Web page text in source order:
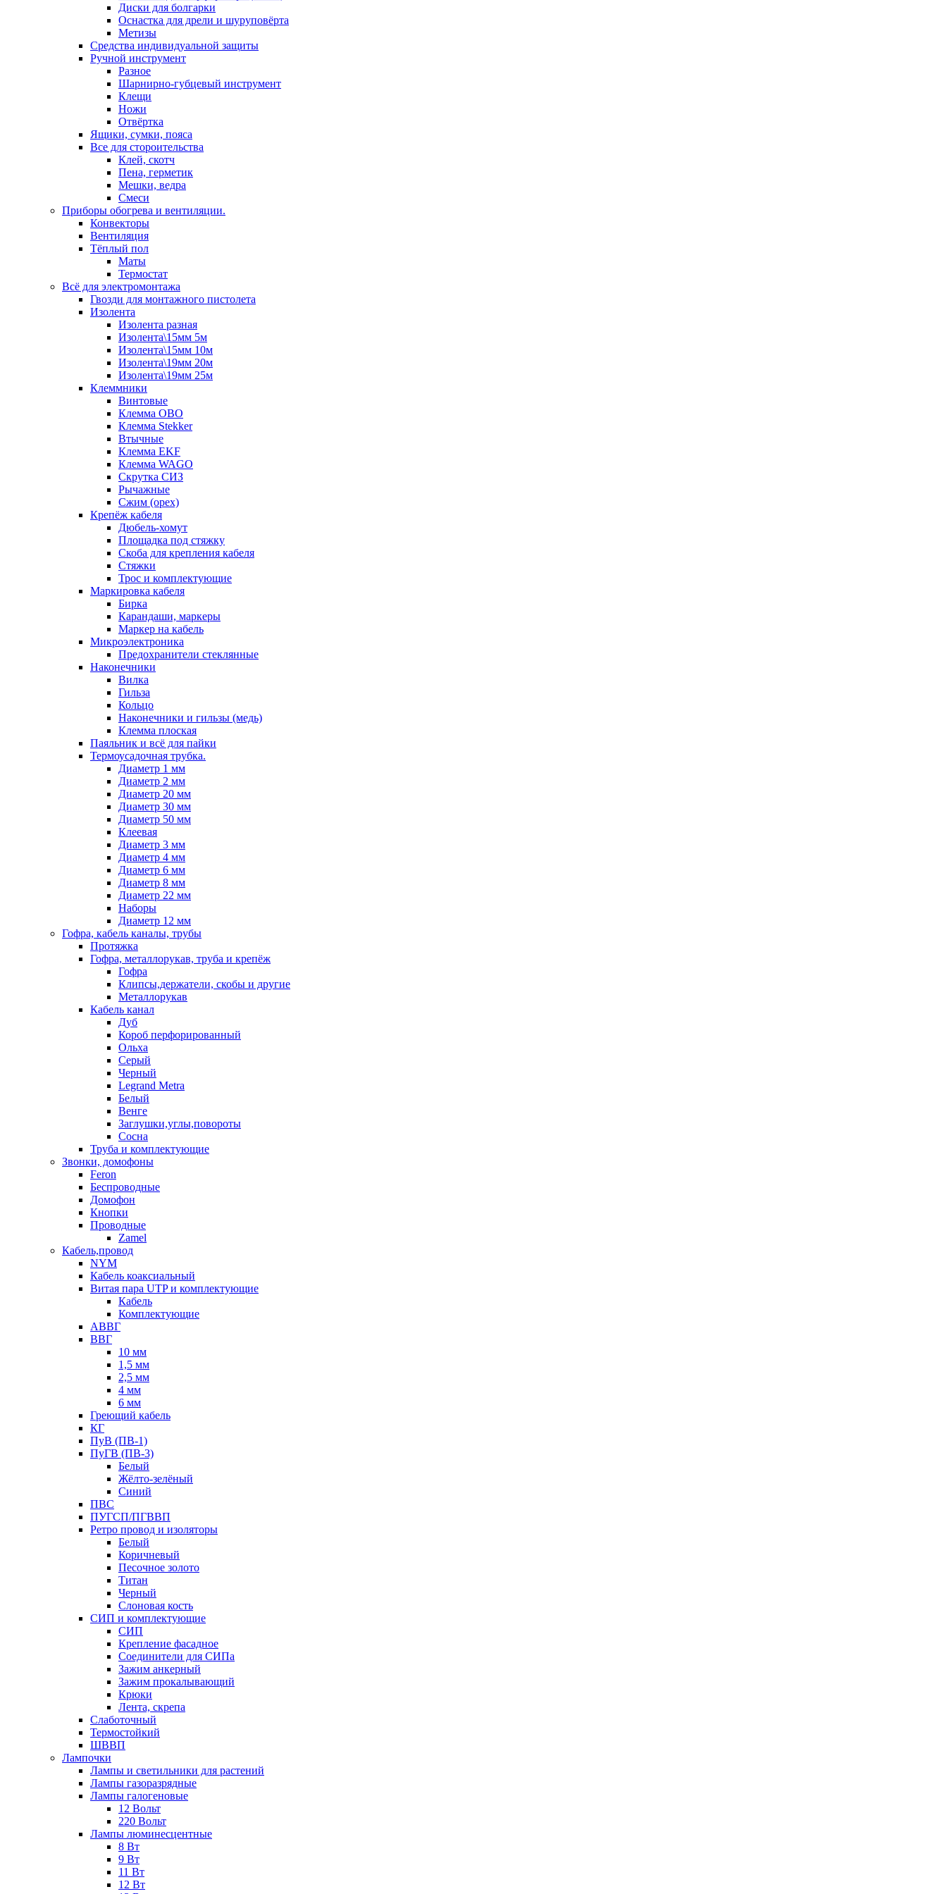
Диски для болгарки
Оснастка для дрели и шуруповёрта
Метизы
Средства индивидуальной защиты
Ручной инструмент
Разное
Шарнирно-губцевый инструмент
Клещи
Ножи
Отвёртка
Ящики, сумки, пояса
Все для стороительства
Клей, скотч
Пена, герметик
Мешки, ведра
Смеси
Приборы обогрева и вентиляции.
Конвекторы
Вентиляция
Тёплый пол
Маты
Термостат
Всё для электромонтажа
Гвозди для монтажного пистолета
Изолента
Изолента разная
Изолента\15мм 5м
Изолента\15мм 10м
Изолента\19мм 20м
Изолента\19мм 25м
Клеммники
Винтовые
Клемма OBO
Клемма Stekker
Втычные
Клемма EKF
Клемма WAGO
Скрутка СИЗ
Рычажные
Сжим (орех)
Крепёж кабеля
Дюбель-хомут
Площадка под стяжку
Скоба для крепления кабеля
Стяжки
Трос и комплектующие
Маркировка кабеля
Бирка
Карандаши, маркеры
Маркер на кабель
Микроэлектроника
Предохранители стеклянные
Наконечники
Вилка
Гильза
Кольцо
Наконечники и гильзы (медь)
Клемма плоская
Паяльник и всё для пайки
Термоусадочная трубка.
Диаметр 1 мм
Диаметр 2 мм
Диаметр 20 мм
Диаметр 30 мм
Диаметр 50 мм
Клеевая
Диаметр 3 мм
Диаметр 4 мм
Диаметр 6 мм
Диаметр 8 мм
Диаметр 22 мм
Наборы
Диаметр 12 мм
Гофра, кабель каналы, трубы
Протяжка
Гофра, металлорукав, труба и крепёж
Гофра
Клипсы,держатели, скобы и другие
Металлорукав
Кабель канал
Дуб
Короб перфорированный
Ольха
Серый
Черный
Legrand Metra
Белый
Венге
Заглушки,углы,повороты
Сосна
Труба и комплектующие
Звонки, домофоны
Feron
Беспроводные
Домофон
Кнопки
Проводные
Zamel
Кабель,провод
NYM
Кабель коаксиальный
Витая пара UTP и комплектующие
Кабель
Комплектующие
АВВГ
ВВГ
10 мм
1,5 мм
2,5 мм
4 мм
6 мм
Греющий кабель
КГ
ПуВ (ПВ-1)
ПуГВ (ПВ-3)
Белый
Жёлто-зелёный
Синий
ПВС
ПУГСП/ПГВВП
Ретро провод и изоляторы
Белый
Коричневый
Песочное золото
Титан
Черный
Слоновая кость
СИП и комплектующие
СИП
Крепление фасадное
Соединители для СИПа
Зажим анкерный
Зажим прокалывающий
Крюки
Лента, скрепа
Слаботочный
Термостойкий
ШВВП
Лампочки
Лампы и светильники для растений
Лампы газоразрядные
Лампы галогеновые
12 Вольт
220 Вольт
Лампы люминесцентные
8 Вт
9 Вт
11 Вт
12 Вт